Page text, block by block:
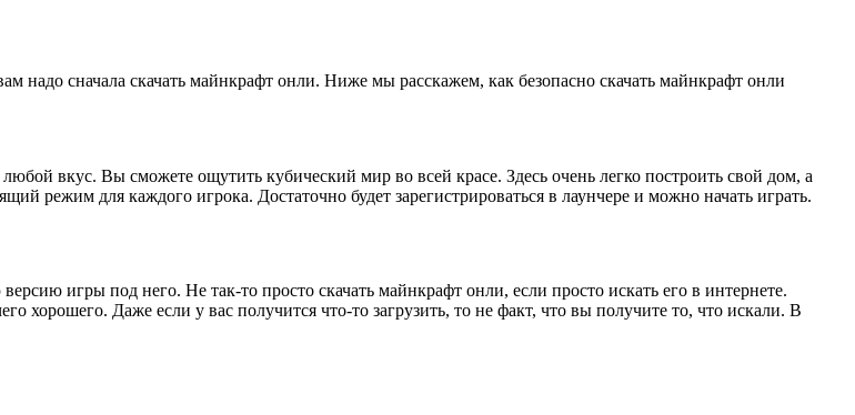
надо сначала скачать майнкрафт онли. Ниже мы расскажем, как безопасно скачать майнкрафт онли
вкус. Вы сможете ощутить кубический мир во всей красе. Здесь очень легко построить свой дом, а
режим для каждого игрока. Достаточно будет зарегистрироваться в лаунчере и можно начать играть.
игры под него. Не так-то просто скачать майнкрафт онли, если просто искать его в интернете.
хорошего. Даже если у вас получится что-то загрузить, то не факт, что вы получите то, что искали. В